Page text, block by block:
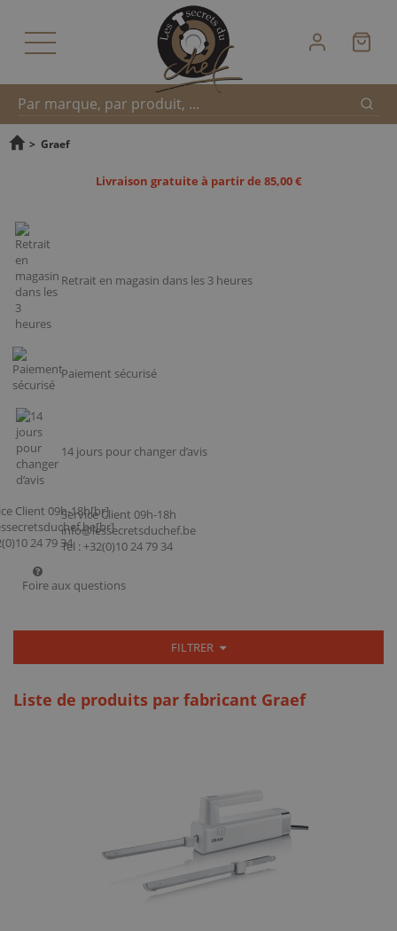
Recherche
> Graef
Livraison gratuite à partir de 85,00 €
Retrait en magasin dans les 3 heures
Paiement sécurisé
14 jours pour changer d’avis
Service Client 09h-18h
info@lessecretsduchef.be
Tel : +32(0)10 24 79 34
Foire aux questions
FILTRER
Liste de produits par fabricant Graef